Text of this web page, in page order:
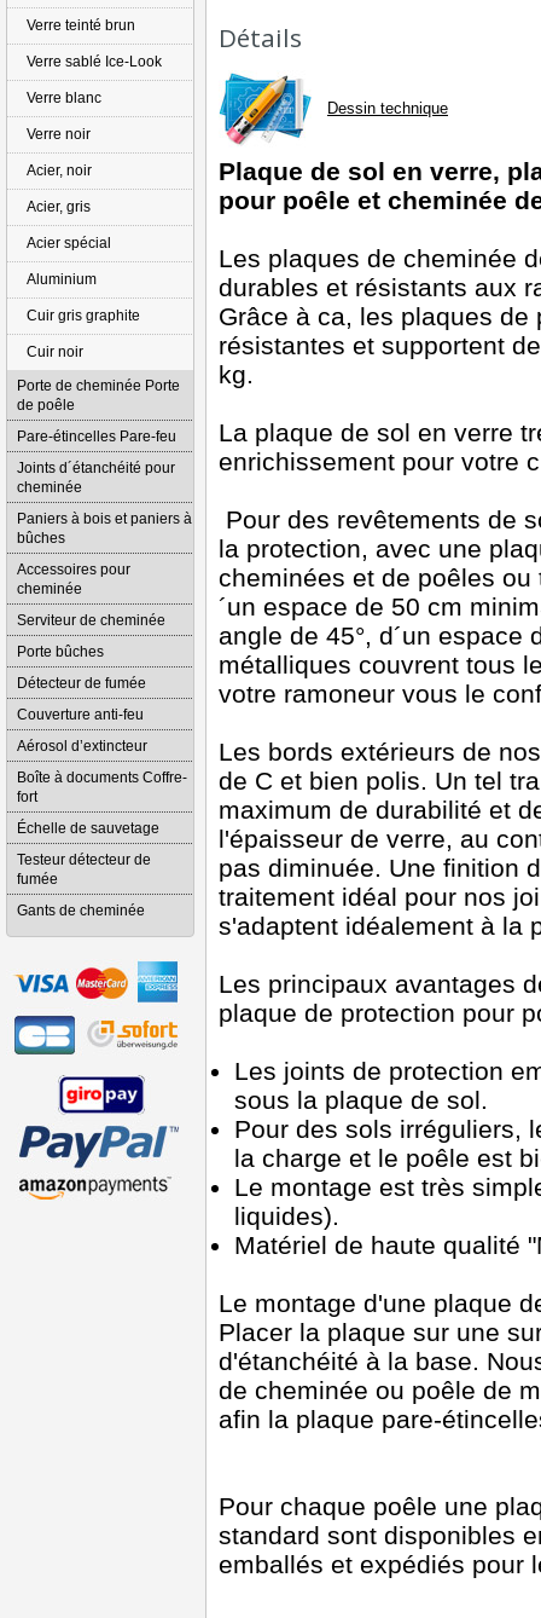
Détails
Dessin technique
Plaque de sol en verre,
pour poêle et cheminée
Les plaques de cheminée
durables et résistants aux
Grâce à ca, les plaques
résistantes et supportent
kg.
La plaque de sol en verre
enrichissement pour votre
Pour des revêtements de
la protection, avec une
cheminées et de poêles
´un espace de 50 cm
angle de 45°, d´un
métalliques couvrent tous
votre ramoneur vous le
Les bords extérieurs de
de C et bien polis. Un tel
maximum de durabilité et
l'épaisseur de verre, au
pas diminuée. Une finition
traitement idéal pour nos
s'adaptent idéalement à la
Les principaux avantages
plaque de protection pour
Les joints de protection
sous la plaque de sol.
Pour des sols irréguliers,
la charge et le poêle est
Le montage est très
liquides).
Matériel de haute qualité
Le montage d'une plaque
Placer la plaque sur une
d'étanchéité à la base.
de cheminée ou poêle de
afin la plaque pare-
Pour chaque poêle une
standard sont disponibles
emballés et expédiés pour
Verre teinté brun
Verre sablé Ice-Look
Verre blanc
Verre noir
Acier, noir
Acier, gris
Acier spécial
Aluminium
Cuir gris graphite
Cuir noir
Porte de cheminée Porte
de poêle
Pare-étincelles Pare-feu
Joints d´étanchéité pour
cheminée
Paniers à bois et paniers à
bûches
Accessoires pour
cheminée
Serviteur de cheminée
Porte bûches
Détecteur de fumée
Couverture anti-feu
Aérosol d’extincteur
Boîte à documents Coffre-
fort
Échelle de sauvetage
Testeur détecteur de
fumée
Gants de cheminée